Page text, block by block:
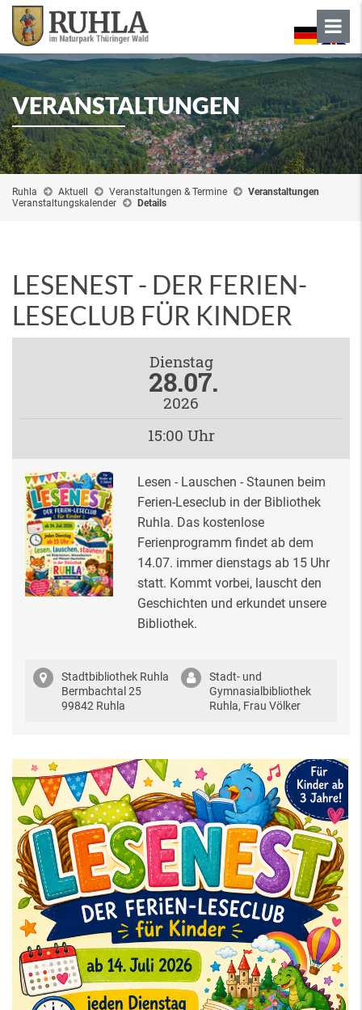
VERANSTALTUNGEN
Ruhla Aktuell
Veranstaltungen & Termine
Veranstaltungskalender
Veranstaltungen
Details
LESENEST - DER FERIEN-
LESECLUB FÜR KINDER
Dienstag
28.07.
2026
15:00 Uhr
Lesen - Lauschen - Staunen beim
Ferien-Leseclub in der Bibliothek
Ruhla. Das kostenlose
Ferienprogramm findet ab dem
14.07. immer dienstags ab 15 Uhr
statt. Kommt vorbei, lauscht den
Geschichten und erkundet unsere
Bibliothek.
Stadtbibliothek Ruhla
Bermbachtal 25
99842 Ruhla
Stadt- und
Gymnasialbibliothek
Ruhla, Frau Völker